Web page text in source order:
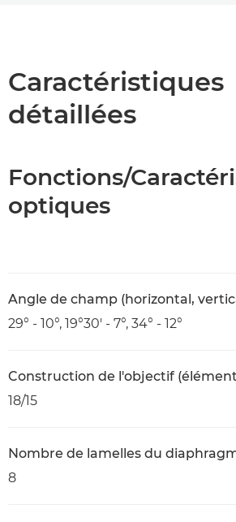
Caractéristiques
détaillées
Fonctions/
optiques
Angle de champ (horizontal,
29° - 10°, 19°30' - 7°, 34° - 12°
Construction de l'objectif
18/15
Nombre de lamelles du
8